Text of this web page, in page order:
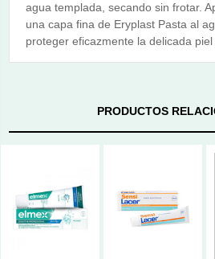
agua templada, secando sin frotar.
una capa fina de Eryplast Pasta al
proteger eficazmente la delicada piel
PRODUCTOS